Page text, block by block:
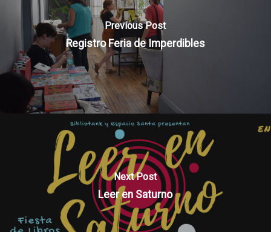
Previous Post
Registro Feria de Imperdibles
Next Post
Leer en Saturno